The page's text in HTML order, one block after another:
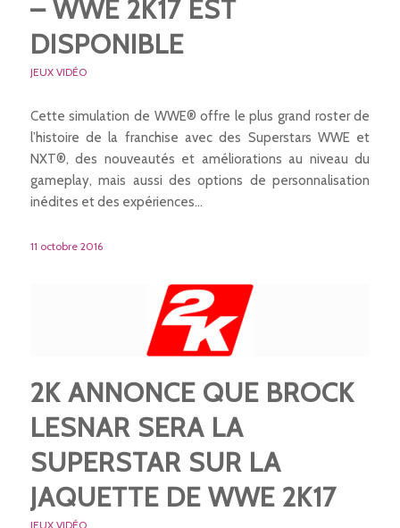
– WWE 2K17 EST
DISPONIBLE
JEUX VIDÉO
Cette simulation de WWE® offre le plus grand roster de
l’histoire de la franchise avec des Superstars WWE et
NXT®, des nouveautés et améliorations au niveau du
gameplay, mais aussi des options de personnalisation
inédites et des expériences…
11 octobre 2016
2K ANNONCE QUE BROCK
LESNAR SERA LA
SUPERSTAR SUR LA
JAQUETTE DE WWE 2K17
JEUX VIDÉO